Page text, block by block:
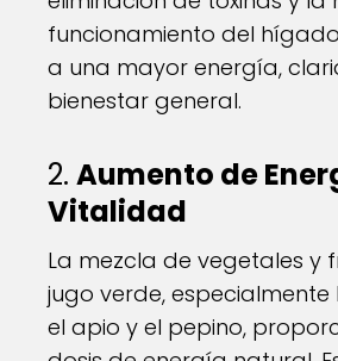
funcionamiento del
a una mayor energía,
bienestar general.
2. Aumento de
Vitalidad
La mezcla de vegetales y
jugo verde, especialmente
el apio y el pepino,